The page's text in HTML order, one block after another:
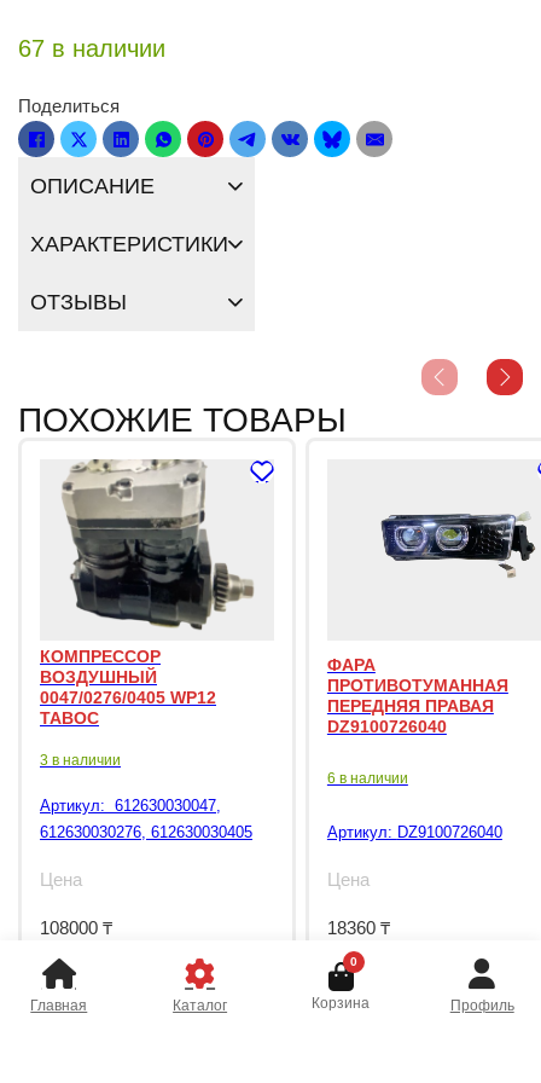
67 в наличии
Поделиться
ОПИСАНИЕ
ХАРАКТЕРИСТИКИ
ОТЗЫВЫ
ПОХОЖИЕ ТОВАРЫ
КОМПРЕССОР
ВОЗДУШНЫЙ
0047/0276/0405 WP12
TABOC
3 в наличии
Артикул: 612630030047,
612630030276, 612630030405
Цена
108000 ₸
ФАРА
ПРОТИВОТУМАННАЯ
ПЕРЕДНЯЯ ПРАВАЯ
DZ9100726040
6 в наличии
Артикул: DZ9100726040
Цена
18360 ₸
Главная Каталог
0
Корзина Профиль